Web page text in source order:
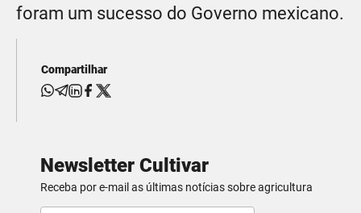
foram um sucesso do Governo mexicano.
Compartilhar
Newsletter Cultivar
Receba por e-mail as últimas notícias sobre agricultura